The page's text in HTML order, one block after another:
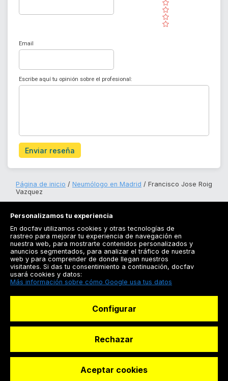
( )
( )
( )
( )
Email
Escribe aquí tu opinión sobre el profesional:
Enviar reseña
Página de inicio Neumólogo en Madrid
Francisco Jose Roig
Vazquez
Registrarse
Docfav
© Dashboard Technologies S.L
Personalizamos tu experiencia
En docfav utilizamos cookies y otras tecnologías de
rastreo para mejorar tu experiencia de navegación en
nuestra web, para mostrarte contenidos personalizados y
anuncios segmentados, para analizar el tráfico de nuestra
web y para comprender de donde llegan nuestros
visitantes. Si das tu consentimiento a continuación, docfav
usará cookies y datos:
Más información sobre cómo Google usa tus datos
Configurar
Rechazar
Aceptar cookies